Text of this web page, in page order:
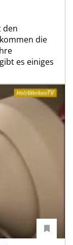
den
die
es einiges